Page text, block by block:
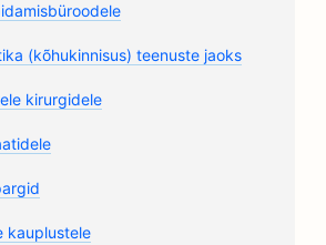
(kõhukinnisus) teenuste jaoks
kirurgidele
kauplustele